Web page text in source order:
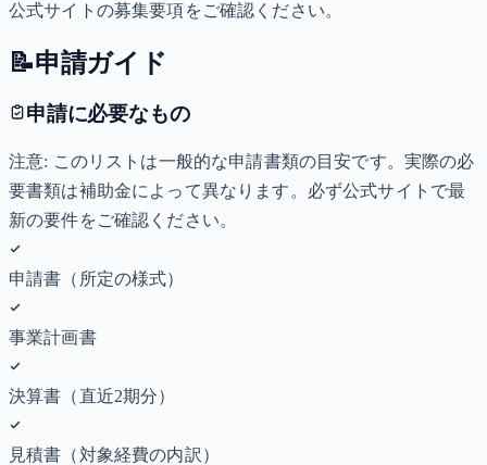
公式サイトの募集要項をご確認ください。
📝申請ガイド
申請に必要なもの
注意: このリストは一般的な申請書類の目安です。実際の必
要書類は補助金によって異なります。必ず公式サイトで最
新の要件をご確認ください。
申請書（所定の様式）
事業計画書
決算書（直近2期分）
見積書（対象経費の内訳）